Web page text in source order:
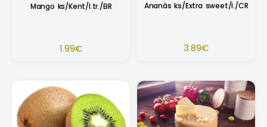
Mango ks/Kent/I.tr./BR
1.99€
Ananás ks/Extra sweet/I./CR
3.89€